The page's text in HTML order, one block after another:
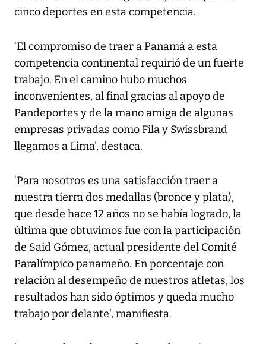
cinco deportes en esta competencia.
‘El compromiso de traer a Panamá a esta
competencia continental requirió de un fuerte
trabajo. En el camino hubo muchos
inconvenientes, al final gracias al apoyo de
Pandeportes y de la mano amiga de algunas
empresas privadas como Fila y Swissbrand
llegamos a Lima', destaca.
‘Para nosotros es una satisfacción traer a
nuestra tierra dos medallas (bronce y plata),
que desde hace 12 años no se había logrado, la
última que obtuvimos fue con la participación
de Said Gómez, actual presidente del Comité
Paralímpico panameño. En porcentaje con
relación al desempeño de nuestros atletas, los
resultados han sido óptimos y queda mucho
trabajo por delante', manifiesta.